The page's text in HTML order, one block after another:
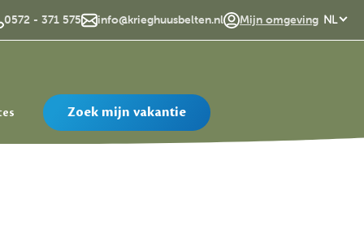
0572 - 371 575 info@krieghuusbelten.nl Mijn omgeving NL
EN
Zoek mijn vakantie